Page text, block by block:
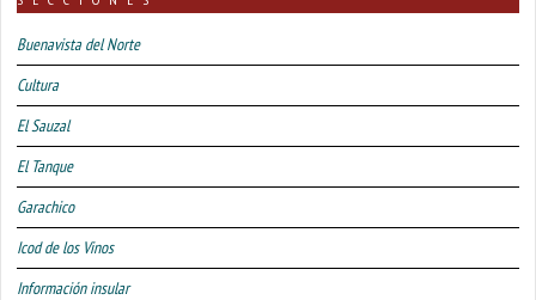
Buenavista del Norte
Cultura
El Sauzal
El Tanque
Garachico
Icod de los Vinos
Información insular